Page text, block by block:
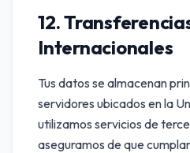
12.
Internacionales
Tus datos se almacenan
servidores ubicados en la
utilizamos servicios de
aseguramos de que